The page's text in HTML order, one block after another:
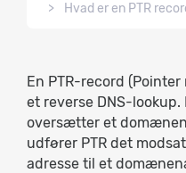
Hvad er en PTR
En PTR-record
et reverse DNS-
oversætter et
udfører PTR det
adresse til et